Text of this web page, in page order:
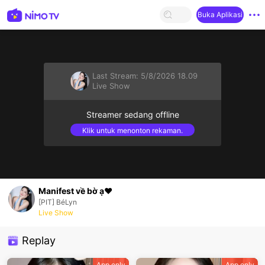
Buka Aplikasi
Last Stream: 5/8/2026 18.09
Live Show
Streamer sedang offline
Klik untuk menonton rekaman.
Manifest về bờ ạ❤️
[PIT] BéLyn
Live Show
Replay